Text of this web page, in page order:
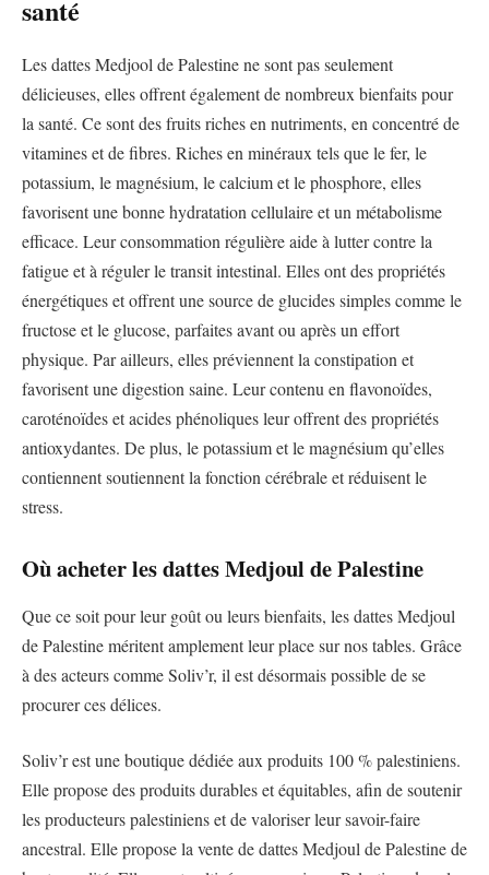
santé
Les dattes Medjool de Palestine ne sont pas seulement
délicieuses, elles offrent également de nombreux bienfaits pour
la santé. Ce sont des fruits riches en nutriments, en concentré de
vitamines et de fibres. Riches en minéraux tels que le fer, le
potassium, le magnésium, le calcium et le phosphore, elles
favorisent une bonne hydratation cellulaire et un métabolisme
efficace. Leur consommation régulière aide à lutter contre la
fatigue et à réguler le transit intestinal. Elles ont des propriétés
énergétiques et offrent une source de glucides simples comme le
fructose et le glucose, parfaites avant ou après un effort
physique. Par ailleurs, elles préviennent la constipation et
favorisent une digestion saine. Leur contenu en flavonoïdes,
caroténoïdes et acides phénoliques leur offrent des propriétés
antioxydantes. De plus, le potassium et le magnésium qu’elles
contiennent soutiennent la fonction cérébrale et réduisent le
stress.
Où acheter les dattes Medjoul de Palestine
Que ce soit pour leur goût ou leurs bienfaits, les dattes Medjoul
de Palestine méritent amplement leur place sur nos tables. Grâce
à des acteurs comme Soliv’r, il est désormais possible de se
procurer ces délices.
Soliv’r est une boutique dédiée aux produits 100 % palestiniens.
Elle propose des produits durables et équitables, afin de soutenir
les producteurs palestiniens et de valoriser leur savoir-faire
ancestral. Elle propose la vente de dattes Medjoul de Palestine de